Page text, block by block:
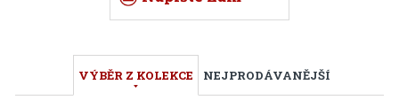
VÝBĚR Z KOLEKCE NEJPRODÁVANĚJŠÍ